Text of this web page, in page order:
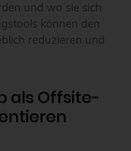
und wo sie sich
können den
reduzieren und
als Offsite-